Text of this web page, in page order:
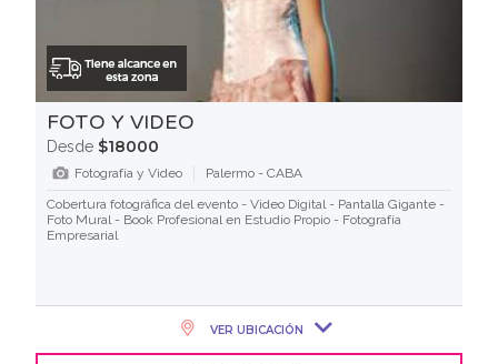
FOTO Y VIDEO
Desde $18000
Fotografía y Video
Palermo - CABA
Cobertura fotográfica del evento - Video Digital - Pantalla Gigante -
Foto Mural - Book Profesional en Estudio Propio - Fotografía
Empresarial
VER UBICACIÓN